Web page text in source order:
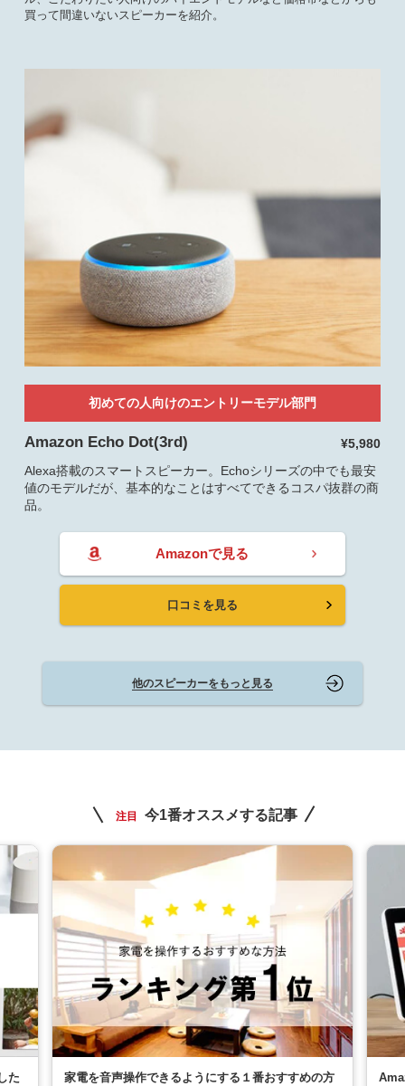
買って間違いないスピーカーを紹介。
初めての人向けのエントリーモデル部門
Amazon Echo Dot(3rd)
¥5,980
Alexa搭載のスマートスピーカー。Echoシリーズの中でも最安
値のモデルだが、基本的なことはすべてできるコスパ抜群の商
品。
Amazonで見る
口コミを見る
他のスピーカーをもっと見る
注目 今1番オススメする記事
た
家電を音声操作できるようにする１番おすすめの方